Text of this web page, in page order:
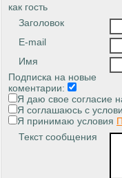
как гость
Заголовок
E-mail
Имя
Подписка на новые
коментарии:
Я даю свое согласие
Я соглашаюсь с
Я принимаю условия
Текст сообщения